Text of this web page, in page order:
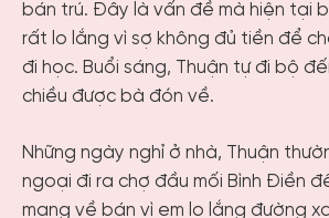
bán trú. Đây là vấn đề mà hiện tại
rất lo lắng vì sợ không đủ tiền để
đi học. Buổi sáng, Thuận tự đi bộ
chiều được bà đón về.
Những ngày nghỉ ở nhà, Thuận
ngoại đi ra chợ đầu mối Bình Điền
mang về bán vì em lo lắng đường